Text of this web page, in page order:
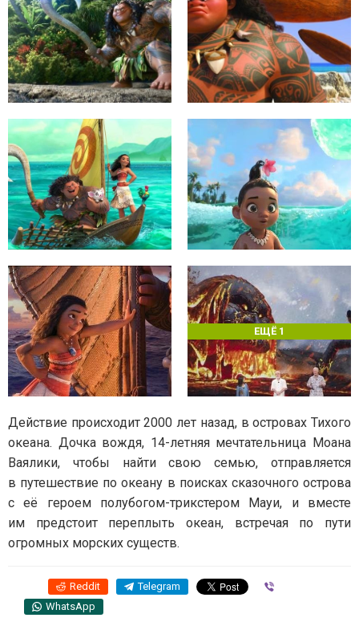
ЕЩЁ 1
Действие происходит 2000 лет назад, в островах Тихого
океана. Дочка вождя, 14-летняя мечтательница Моана
Ваялики, чтобы найти свою семью, отправляется
в путешествие по океану в поисках сказочного острова
с её героем полубогом-трикстером Мауи, и вместе
им предстоит переплыть океан, встречая по пути
огромных морских существ.
Reddit Telegram
WhatsApp